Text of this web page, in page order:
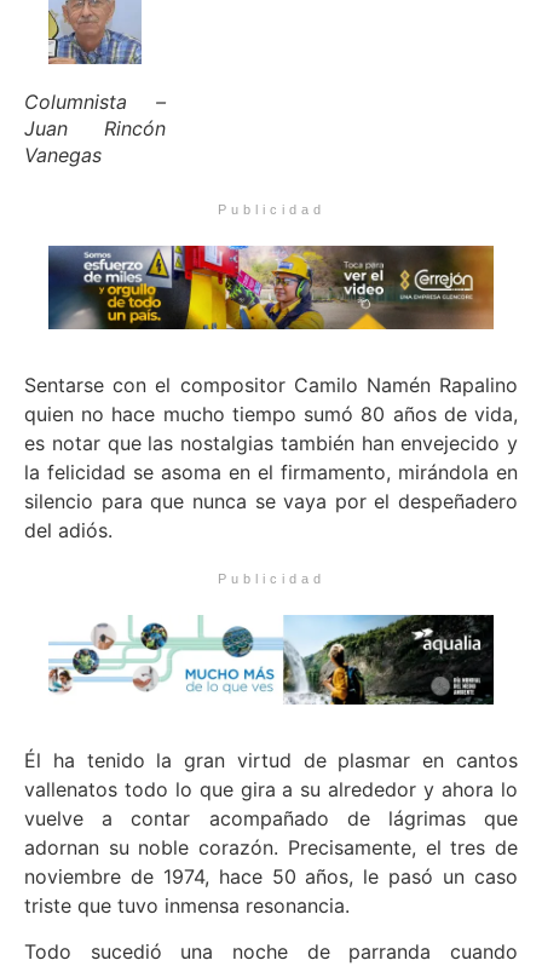
Columnista –
Juan Rincón
Vanegas
Publicidad
Sentarse con el compositor Camilo Namén Rapalino
quien no hace mucho tiempo sumó 80 años de vida,
es notar que las nostalgias también han envejecido y
la felicidad se asoma en el firmamento, mirándola en
silencio para que nunca se vaya por el despeñadero
del adiós.
Publicidad
Él ha tenido la gran virtud de plasmar en cantos
vallenatos todo lo que gira a su alrededor y ahora lo
vuelve a contar acompañado de lágrimas que
adornan su noble corazón. Precisamente, el tres de
noviembre de 1974, hace 50 años, le pasó un caso
triste que tuvo inmensa resonancia.
Todo sucedió una noche de parranda cuando